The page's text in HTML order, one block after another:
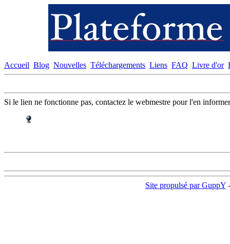
Accueil Blog Nouvelles Téléchargements Liens FAQ Livre d'or
Si le lien ne fonctionne pas, contactez le webmestre pour l'en
Site propulsé par GuppY